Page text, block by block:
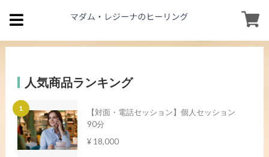
人気商品ランキング
【対面・電話セッション】個人セッション
90分
¥ 18,000